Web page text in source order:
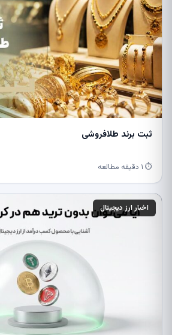
ثبت برند طلافروشی
⏱ ۱ دقیقه مطالعه
اخبار ارز دیجیتال